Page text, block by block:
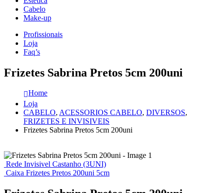
Cabelo
Make-up
Profissionais
Loja
Faq’s
Frizetes Sabrina Pretos 5cm 200uni
Home
Loja
CABELO, ACESSORIOS CABELO, DIVERSOS,
FRIZETES E INVISIVEIS
Frizetes Sabrina Pretos 5cm 200uni
Rede Invisivel Castanho (3UNI)
Caixa Frizetes Pretos 200uni 5cm